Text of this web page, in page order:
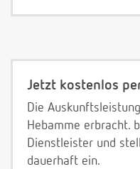
Jetzt kostenlos
Die
Hebamme erbracht.
Dienstleister und
dauerhaft ein.